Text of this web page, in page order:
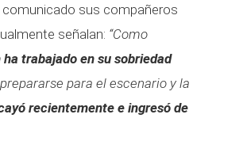
comunicado sus compañeros
señalan: “Como
trabajado en su sobriedad
para el escenario y la
recientemente e ingresó de